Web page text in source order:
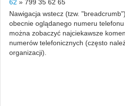
62 » 799 35 62 65
Nawigacja wstecz (tzw.
obecnie oglądanego numeru
można zobaczyć najciekawsze
numerów telefonicznych (często
organizacji).